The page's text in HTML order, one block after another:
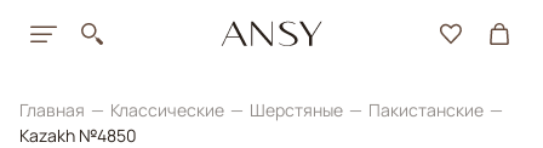
Главная Классические Шерстяные
Пакистанские
Kazakh №4850